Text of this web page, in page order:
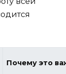
Почему это